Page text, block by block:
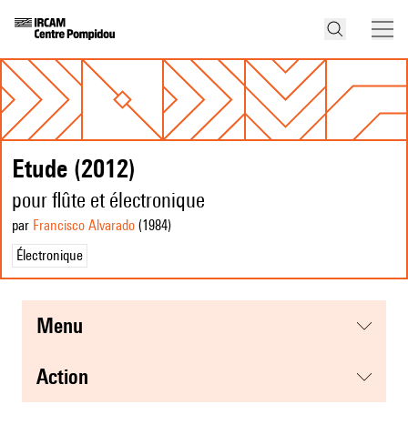
Etude (2012)
pour flûte et électronique
par Francisco Alvarado (1984)
Électronique
menu
action